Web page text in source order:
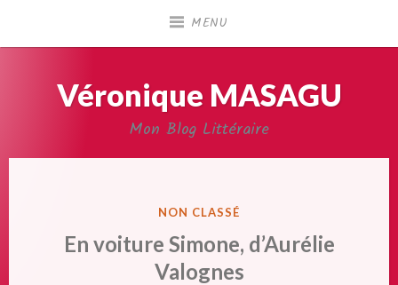
MENU
Véronique MASAGU
Mon Blog Littéraire
PUBLIÉ
NON CLASSÉ
En voiture Simone, d’Aurélie
Valognes